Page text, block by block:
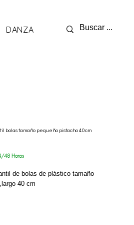
DANZA
bolas tamaño pequeño pistacho 40cm
48 Horas
de bolas de plástico tamaño
40 cm